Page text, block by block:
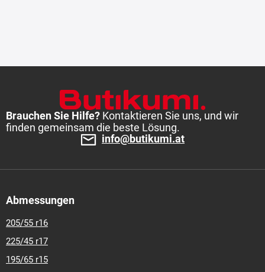
Brauchen Sie Hilfe? Kontaktieren Sie uns, und wir
finden gemeinsam die beste Lösung.
info@butikumi.at
Abmessungen
205/55 r16
225/45 r17
195/65 r15